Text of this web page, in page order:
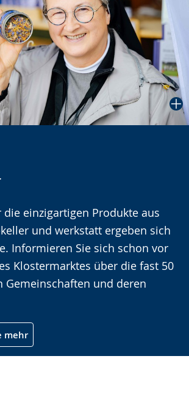
einzigartigen Produkte aus
und werkstatt ergeben sich
Informieren Sie sich schon vor
Klostermarktes über die fast 50
Gemeinschaften und deren
mehr